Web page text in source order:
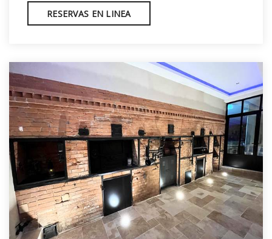
RESERVAS EN LINEA